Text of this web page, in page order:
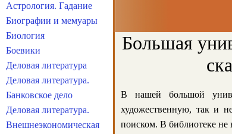
Большая
В нашей большой
художественную, так и
поиском. В библиотеке не
Астрология. Гадание
Биографии и мемуары
Биология
Боевики
Деловая литература
Деловая литература.
Банковское дело
Деловая литература.
Внешнеэкономическая